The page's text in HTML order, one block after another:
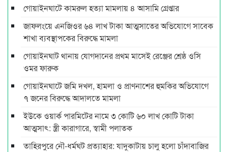
গোয়াইনঘাটে কামরুল হত্যা মামলায় ৪ আসামি গ্রেপ্তার
জাফলংয়ে এনজিওর ৬৪ লাখ টাকা আত্মসাতের অভিযোগে সাবেক
শাখা ব্যবস্থাপকের বিরুদ্ধে মামলা
গোয়াইনঘাট থানায় যোগদানের প্রথম মাসেই রেঞ্জের শ্রেষ্ঠ ওসি
ওমর ফারুক
গোয়াইনঘাটে জমি দখল, হামলা ও প্রাণনাশের হুমকির অভিযোগে
৭ জনের বিরুদ্ধে আদালতে মামলা
ইউকে ওয়ার্ক পারমিটের নামে ৩ কোটি ৬০ লাখ কোটি টাকা
আত্মসাৎ: স্ত্রী কারাগারে, স্বামী পলাতক
তাহিরপুরে নৌ-ধর্মঘট প্রত্যাহার: যাদুকাটায় চালু হলো চাঁদাবাজির